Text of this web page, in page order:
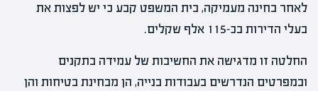
לאחר בחינה מעמיקה, בית המשפט קבע כי יש לפצות את
בעלי הדירות בכ-115 אלף שקלים.
החלטה זו מדגישה את החשיבות של עמידה בתקנים
ובמפרטים הנדרשים בעבודות בנייה, הן מבחינת בטיחות והן